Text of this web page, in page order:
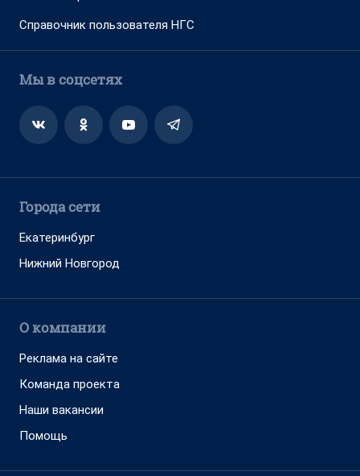
Справочник пользователя НГС
Мы в соцсетях
Города сети
Екатеринбург
Нижний Новгород
О компании
Реклама на сайте
Команда проекта
Наши вакансии
Помощь